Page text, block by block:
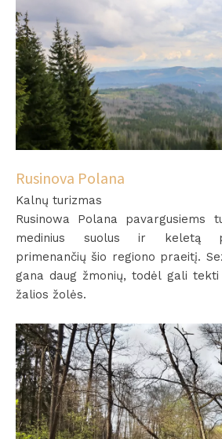
Rusinova Polana
Kalnų turizmas
Rusinowa Polana pavargusiems
medinius suolus ir keletą
primenančių šio regiono praeitį.
gana daug žmonių, todėl gali
žalios žolės.